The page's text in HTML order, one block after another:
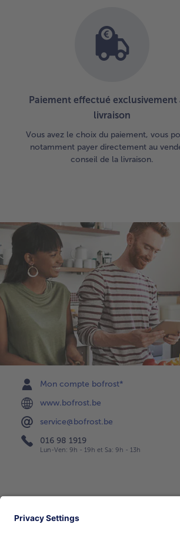
Paiement effectué exclusivement
livraison
Vous avez le choix du paiement, vous
notamment payer directement au
conseil de la livraison.
Mon compte bofrost*
www.bofrost.be
service@bofrost.be
016 98 1919
Lun-Ven: 9h - 19h et Sa: 9h - 13h